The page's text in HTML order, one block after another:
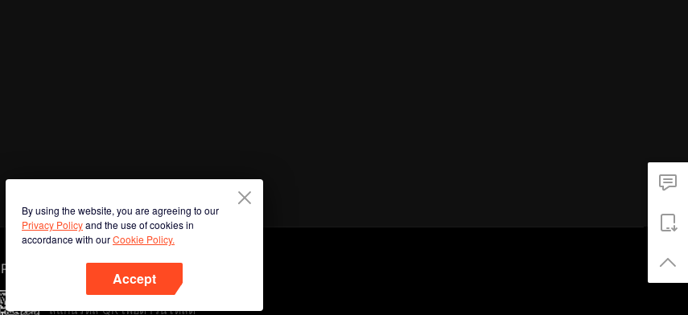
By using the website, you are agreeing to our
Privacy Policyand the use of cookies in
accordance with ourCookie Policy.
Accept
Phone
สแกนรหัส QR เพื่อดาวน์โหลด